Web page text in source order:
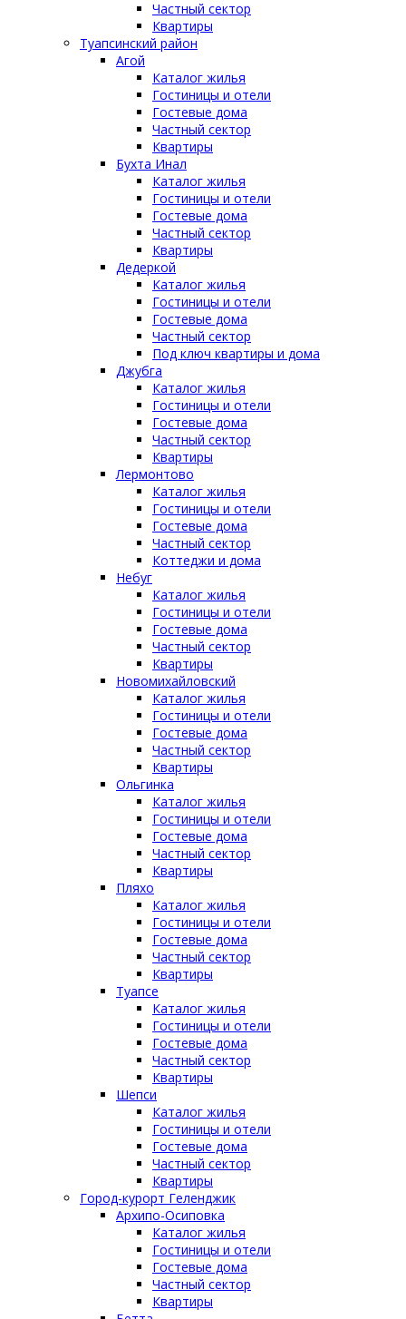
Частный сектор
Квартиры
Туапсинский район
Агой
Каталог жилья
Гостиницы и отели
Гостевые дома
Частный сектор
Квартиры
Бухта Инал
Каталог жилья
Гостиницы и отели
Гостевые дома
Частный сектор
Квартиры
Дедеркой
Каталог жилья
Гостиницы и отели
Гостевые дома
Частный сектор
Под ключ квартиры и дома
Джубга
Каталог жилья
Гостиницы и отели
Гостевые дома
Частный сектор
Квартиры
Лермонтово
Каталог жилья
Гостиницы и отели
Гостевые дома
Частный сектор
Коттеджи и дома
Небуг
Каталог жилья
Гостиницы и отели
Гостевые дома
Частный сектор
Квартиры
Новомихайловский
Каталог жилья
Гостиницы и отели
Гостевые дома
Частный сектор
Квартиры
Ольгинка
Каталог жилья
Гостиницы и отели
Гостевые дома
Частный сектор
Квартиры
Пляхо
Каталог жилья
Гостиницы и отели
Гостевые дома
Частный сектор
Квартиры
Туапсе
Каталог жилья
Гостиницы и отели
Гостевые дома
Частный сектор
Квартиры
Шепси
Каталог жилья
Гостиницы и отели
Гостевые дома
Частный сектор
Квартиры
Город-курорт Геленджик
Архипо-Осиповка
Каталог жилья
Гостиницы и отели
Гостевые дома
Частный сектор
Квартиры